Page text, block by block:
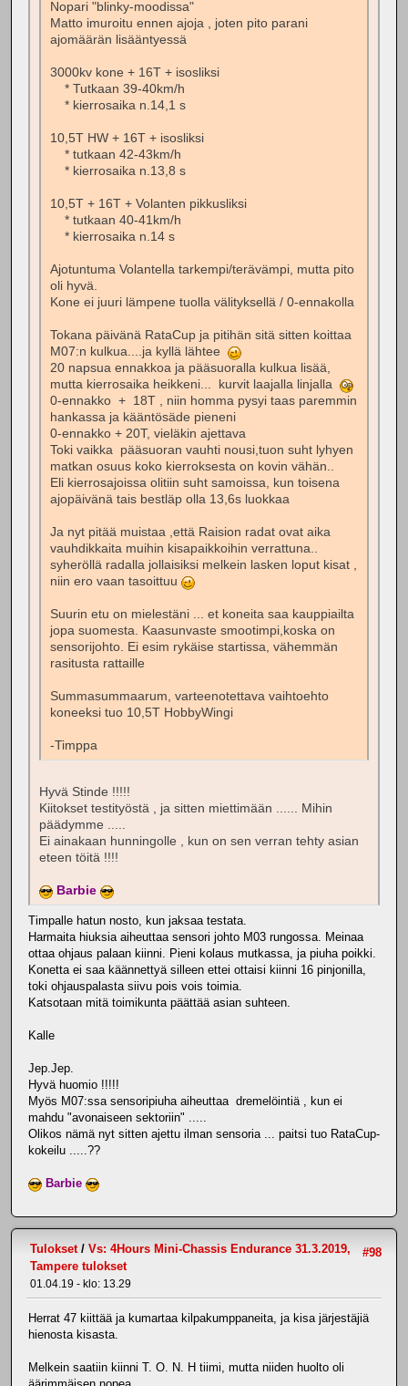
Nopari "blinky-moodissa"
Matto imuroitu ennen ajoja , joten pito parani
ajomäärän lisääntyessä
3000kv kone + 16T + isosliksi
* Tutkaan 39-40km/h
* kierrosaika n.14,1 s
10,5T HW + 16T + isosliksi
* tutkaan 42-43km/h
* kierrosaika n.13,8 s
10,5T + 16T + Volanten pikkusliksi
* tutkaan 40-41km/h
* kierrosaika n.14 s
Ajotuntuma Volantella tarkempi/terävämpi, mutta pito
oli hyvä.
Kone ei juuri lämpene tuolla välityksellä / 0-ennakolla
Tokana päivänä RataCup ja pitihän sitä sitten koittaa
M07:n kulkua....ja kyllä lähtee
20 napsua ennakkoa ja pääsuoralla kulkua lisää,
mutta kierrosaika heikkeni... kurvit laajalla linjalla
0-ennakko + 18T , niin homma pysyi taas paremmin
hankassa ja kääntösäde pieneni
0-ennakko + 20T, vieläkin ajettava
Toki vaikka pääsuoran vauhti nousi,tuon suht lyhyen
matkan osuus koko kierroksesta on kovin vähän..
Eli kierrosajoissa olitiin suht samoissa, kun toisena
ajopäivänä tais bestläp olla 13,6s luokkaa
Ja nyt pitää muistaa ,että Raision radat ovat aika
vauhdikkaita muihin kisapaikkoihin verrattuna..
syheröllä radalla jollaisiksi melkein lasken loput kisat ,
niin ero vaan tasoittuu
Suurin etu on mielestäni ... et koneita saa kauppiailta
jopa suomesta. Kaasunvaste smootimpi,koska on
sensorijohto. Ei esim rykäise startissa, vähemmän
rasitusta rattaille
Summasummaarum, varteenotettava vaihtoehto
koneeksi tuo 10,5T HobbyWingi
-Timppa
Hyvä Stinde !!!!!
Kiitokset testityöstä , ja sitten miettimään ...... Mihin
päädymme .....
Ei ainakaan hunningolle , kun on sen verran tehty asian
eteen töitä !!!!
Barbie
Timpalle hatun nosto, kun jaksaa testata.
Harmaita hiuksia aiheuttaa sensori johto M03 rungossa. Meinaa
ottaa ohjaus palaan kiinni. Pieni kolaus mutkassa, ja piuha poikki.
Konetta ei saa käännettyä silleen ettei ottaisi kiinni 16 pinjonilla,
toki ohjauspalasta siivu pois vois toimia.
Katsotaan mitä toimikunta päättää asian suhteen.
Kalle
Jep.Jep.
Hyvä huomio !!!!!
Myös M07:ssa sensoripiuha aiheuttaa dremelöintiä , kun ei
mahdu "avonaiseen sektoriin" .....
Olikos nämä nyt sitten ajettu ilman sensoria ... paitsi tuo RataCup-
kokeilu .....??
Barbie
#98
Tulokset/ Vs: 4Hours Mini-Chassis Endurance 31.3.2019,
Tampere tulokset
01.04.19 - klo: 13.29
Herrat 47 kiittää ja kumartaa kilpakumppaneita, ja kisa järjestäjiä
hienosta kisasta.
Melkein saatiin kiinni T. O. N. H tiimi, mutta niiden huolto oli